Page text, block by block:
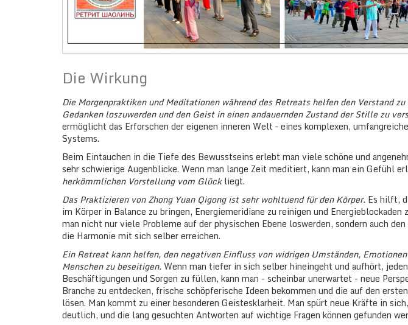
Die Wirkung
Die Morgenpraktiken und Meditationen während des Retreats helfen den Verstand
Gedanken loszuwerden und den Geist in einen andauernden Zustand der Stille zu
ermöglicht das Erforschen der eigenen inneren Welt – eines komplexen,
Systems.
Beim Eintauchen in die Tiefe des Bewusstseins erlebt man viele schöne und
sehr schwierige Augenblicke. Wenn man lange Zeit meditiert, kann man ein Gefühl
herkömmlichen Vorstellung vom Glückliegt.
Das Praktizieren von Zhong Yuan Qigong ist sehr wohltuend für den Körper. Es hilft,
im Körper in Balance zu bringen, Energiemeridiane zu reinigen und Energieblockaden
man nicht nur viele Probleme auf der physischen Ebene loswerden, sondern auch
die Harmonie mit sich selber erreichen.
Ein Retreat kann helfen, den negativen Einfluss von widrigen Umständen,
Menschen zu beseitigen. Wenn man tiefer in sich selber hineingeht und aufhört,
Beschäftigungen und Sorgen zu füllen, kann man - scheinbar unerwartet - neue
Branche zu entdecken, frische schöpferische Ideen bekommen und die auf den
lösen. Man kommt zu einer besonderen Geistesklarheit. Man spürt neue Kräfte in
deutlich, und die lang gesuchten Antworten auf wichtige Fragen können gefunden